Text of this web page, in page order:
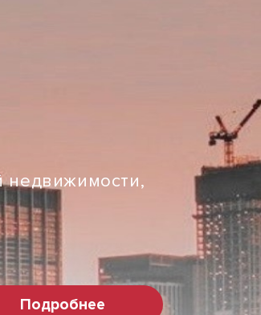
недвижимости,
Подробнее